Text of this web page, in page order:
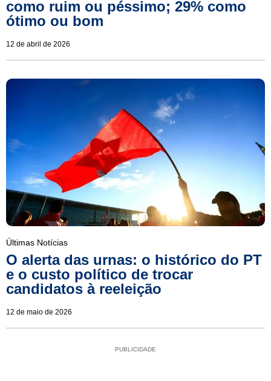
como ruim ou péssimo; 29% como
ótimo ou bom
12 de abril de 2026
Últimas Notícias
O alerta das urnas: o histórico do PT
e o custo político de trocar
candidatos à reeleição
12 de maio de 2026
PUBLICIDADE